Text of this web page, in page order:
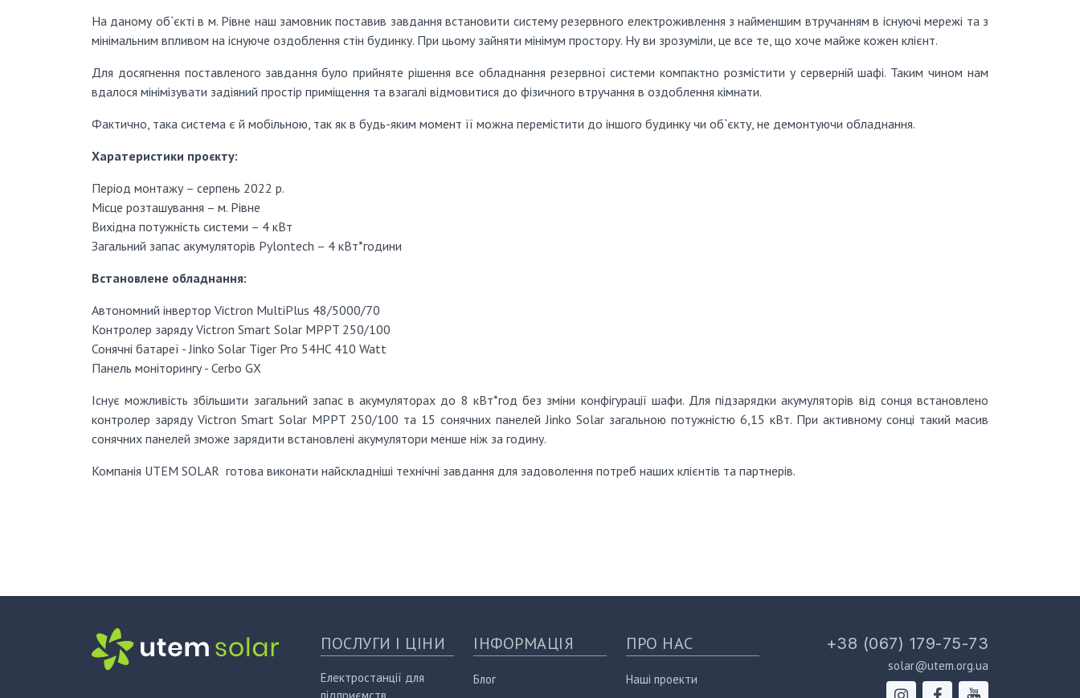
На даному об`єкті в м. Рівне наш замовник поставив завдання встановити систему резервного електроживлення з найменшим втручанням в існуючі мережі та з
мінімальним впливом на існуюче оздоблення стін будинку. При цьому зайняти мінімум простору. Ну ви зрозуміли, це все те, що хоче майже кожен клієнт.
Для досягнення поставленого завдання було прийняте рішення все обладнання резервної системи компактно розмістити у серверній шафі. Таким чином нам
вдалося мінімізувати задіяний простір приміщення та взагалі відмовитися до фізичного втручання в оздоблення кімнати.
Фактично, така система є й мобільною, так як в будь-яким момент її можна перемістити до іншого будинку чи об`єкту, не демонтуючи обладнання.
Харатеристики проєкту:
Період монтажу – серпень 2022 р.
Місце розташування – м. Рівне
Вихідна потужність системи – 4 кВт
Загальний запас акумуляторів Pylontech – 4 кВт*години
Встановлене обладнання:
Автономний інвертор Victron MultiPlus 48/5000/70
Контролер заряду Victron Smart Solar MPPT 250/100
Сонячні батареї - Jinko Solar Tiger Pro 54HC 410 Watt
Панель моніторингу - Cerbo GX
Існує можливість збільшити загальний запас в акумуляторах до 8 кВт*год без зміни конфігурації шафи. Для підзарядки акумуляторів від сонця встановлено
контролер заряду Victron Smart Solar MPPT 250/100 та 15 сонячних панелей Jinko Solar загальною потужністю 6,15 кВт. При активному сонці такий масив
сонячних панелей зможе зарядити встановлені акумулятори менше ніж за годину.
Компанія UTEM SOLAR готова виконати найскладніші технічні завдання для задоволення потреб наших клієнтів та партнерів.
ПОСЛУГИ І ЦІНИ
Електростанції для
підприємств
ІНФОРМАЦІЯ
Блог
ПРО НАС
Наші проекти
+38 (067) 179-75-73
solar@utem.org.ua